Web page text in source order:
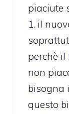
piaciute
1. il
perchè il
non
bisogna
questo